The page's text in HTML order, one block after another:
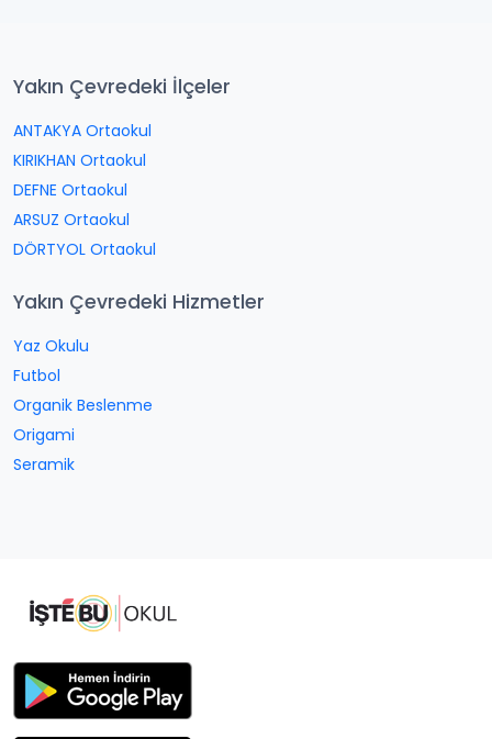
Yakın Çevredeki İlçeler
ANTAKYA Ortaokul
KIRIKHAN Ortaokul
DEFNE Ortaokul
ARSUZ Ortaokul
DÖRTYOL Ortaokul
Yakın Çevredeki Hizmetler
Yaz Okulu
Futbol
Organik Beslenme
Origami
Seramik